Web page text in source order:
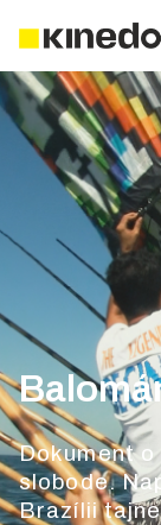
Dokument
slobode.
Brazílii